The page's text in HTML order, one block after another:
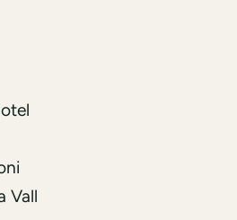
Vall